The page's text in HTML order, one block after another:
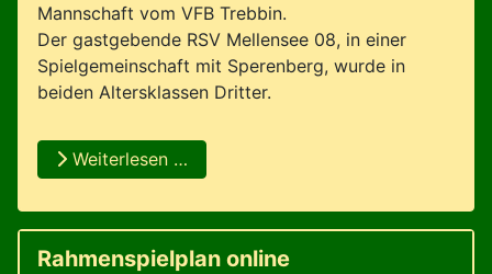
Mannschaft vom VFB Trebbin.
Der gastgebende RSV Mellensee 08, in einer
Spielgemeinschaft mit Sperenberg, wurde in
beiden Altersklassen Dritter.
Weiterlesen …
Rahmenspielplan online